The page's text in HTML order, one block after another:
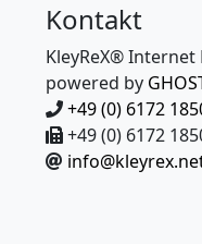
Kontakt
KleyReX® Internet
powered by
+49 (0) 6172
+49 (0) 6172